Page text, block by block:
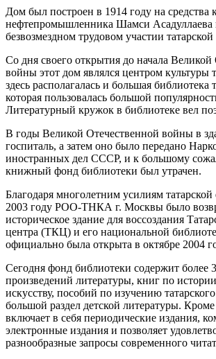
Дом был построен в 1914 году на средства
нефтепромышленника Шамси
безвозмездном трудовом участии
Со дня своего открытия до начала Великой
войны этот дом являлся центром культуры
здесь располагалась и большая
которая пользовалась большой
Литературный кружок в библиотеке вел
В годы Великой Отечественной войны в
госпиталь, а затем оно было передано
иностранных дел СССР, и к большому
книжный фонд библиотеки был утрачен.
Благодаря многолетним усилиям
2003 году РОО-ТНКА г. Москвы было
историческое здание для воссоздания
центра (ТКЦ) и его национальной
официально была открыта в октябре 2004
Сегодня фонд библиотеки содержит более
произведений литературы, книг по
искусству, пособий по изучению
большой раздел детской литературы.
включает в себя периодические издания,
электронные издания и позволяет
разнообразные запросы современного